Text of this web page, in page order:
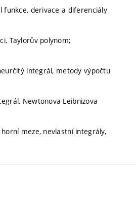
funkce, derivace a diferenciály
Taylorův polynom;
integrál, metody výpočtu
Newtonova-Leibnizova
meze, nevlastní integrály,